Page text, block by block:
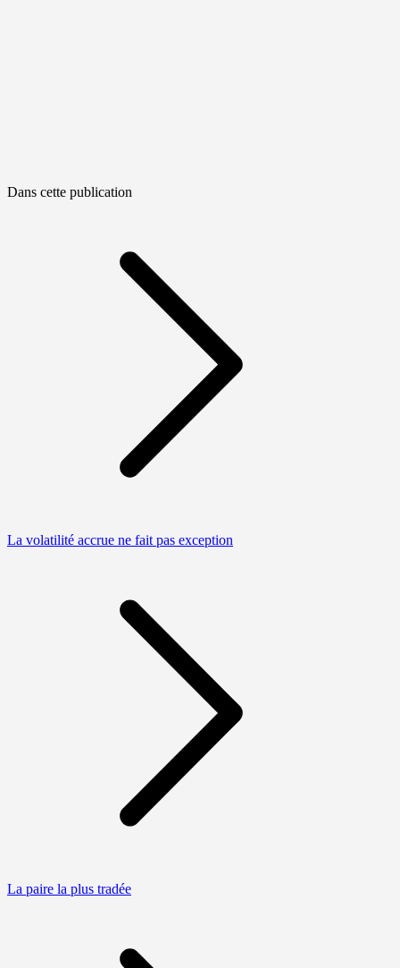
Dans cette publication
La volatilité accrue ne fait pas exception
La paire la plus tradée